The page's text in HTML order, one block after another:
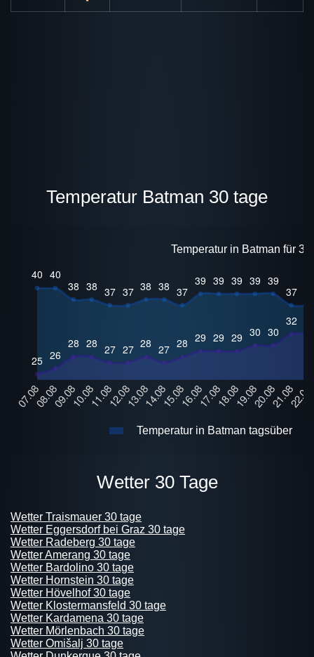
Temperatur Batman 30 tage
Temperatur in Batman für
Temperatur in Batman tagsüber
Wetter 30 Tage
Wetter Traismauer 30 tage
Wetter Eggersdorf bei Graz 30 tage
Wetter Radeberg 30 tage
Wetter Amerang 30 tage
Wetter Bardolino 30 tage
Wetter Hornstein 30 tage
Wetter Hövelhof 30 tage
Wetter Klostermansfeld 30 tage
Wetter Kardamena 30 tage
Wetter Mörlenbach 30 tage
Wetter Omišalj 30 tage